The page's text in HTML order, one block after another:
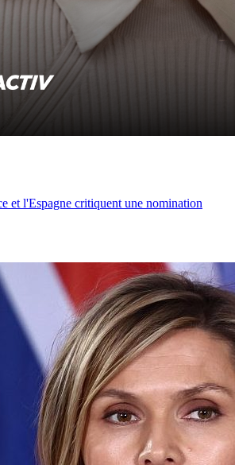
et l'Espagne critiquent une nomination